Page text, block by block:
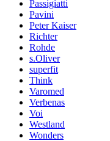
Passigiatti
Pavini
Peter Kaiser
Richter
Rohde
s.Oliver
superfit
Think
Varomed
Verbenas
Voi
Westland
Wonders